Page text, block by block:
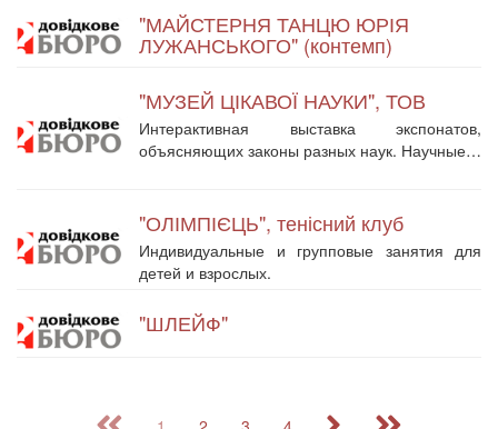
"МАЙСТЕРНЯ ТАНЦЮ ЮРІЯ
ЛУЖАНСЬКОГО" (контемп)
"МУЗЕЙ ЦІКАВОЇ НАУКИ", ТОВ
Интерактивная выставка экспонатов,
объясняющих законы разных наук. Научные…
"ОЛІМПІЄЦЬ", тенісний клуб
Индивидуальные и групповые занятия для
детей и взрослых.
"ШЛЕЙФ"